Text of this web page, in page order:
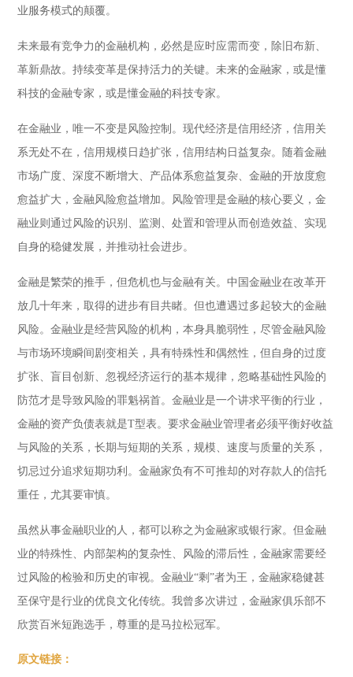
业服务模式的颠覆。
未来最有竞争力的金融机构，必然是应时应需而变，除旧布新、
革新鼎故。持续变革是保持活力的关键。未来的金融家，或是懂
科技的金融专家，或是懂金融的科技专家。
在金融业，唯一不变是风险控制。现代经济是信用经济，信用关
系无处不在，信用规模日趋扩张，信用结构日益复杂。随着金融
市场广度、深度不断增大、产品体系愈益复杂、金融的开放度愈
愈益扩大，金融风险愈益增加。风险管理是金融的核心要义，金
融业则通过风险的识别、监测、处置和管理从而创造效益、实现
自身的稳健发展，并推动社会进步。
金融是繁荣的推手，但危机也与金融有关。中国金融业在改革开
放几十年来，取得的进步有目共睹。但也遭遇过多起较大的金融
风险。金融业是经营风险的机构，本身具脆弱性，尽管金融风险
与市场环境瞬间剧变相关，具有特殊性和偶然性，但自身的过度
扩张、盲目创新、忽视经济运行的基本规律，忽略基础性风险的
防范才是导致风险的罪魁祸首。金融业是一个讲求平衡的行业，
金融的资产负债表就是T型表。要求金融业管理者必须平衡好收益
与风险的关系，长期与短期的关系，规模、速度与质量的关系，
切忌过分追求短期功利。金融家负有不可推却的对存款人的信托
重任，尤其要审慎。
虽然从事金融职业的人，都可以称之为金融家或银行家。但金融
业的特殊性、内部架构的复杂性、风险的滞后性，金融家需要经
过风险的检验和历史的审视。金融业“剩”者为王，金融家稳健甚
至保守是行业的优良文化传统。我曾多次讲过，金融家俱乐部不
欣赏百米短跑选手，尊重的是马拉松冠军。
原文链接：